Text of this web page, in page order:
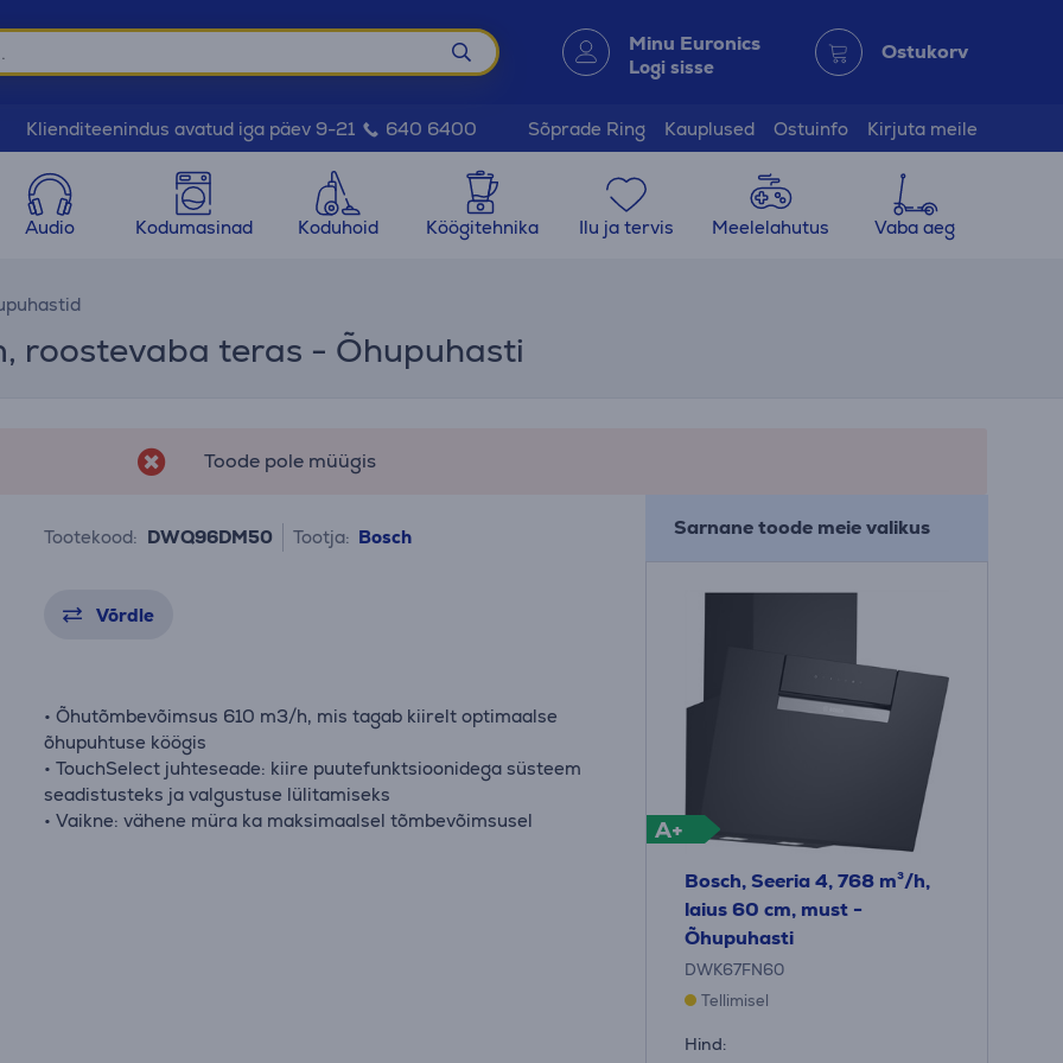
Minu Euronics
Logi sisse
Ostukorv
Klienditeenindus avatud iga päev 9-21 640 6400 Sõprade Ring Kauplused Ostuinfo Kirjuta meile
Audio Kodumasinad Koduhoid Köögitehnika Ilu ja tervis Meelelahutus Vaba aeg
roostevaba teras - Õhupuhasti
Toode pole müügis
Tootekood: DWQ96DM50 Tootja: Bosch
Võrdle
• Õhutõmbevõimsus 610 m3/h, mis tagab kiirelt optimaalse
õhupuhtuse köögis
• TouchSelect juhteseade: kiire puutefunktsioonidega süsteem
seadistusteks ja valgustuse lülitamiseks
• Vaikne: vähene müra ka maksimaalsel tõmbevõimsusel
Sarnane toode meie valikus
A+
Bosch, Seeria 4, 768 m³/h,
laius 60 cm, must -
Õhupuhasti
DWK67FN60
Tellimisel
Hind: